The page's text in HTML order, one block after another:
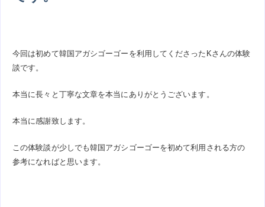
今回は初めて韓国アガシゴーゴーを利用してくださったKさんの体験
談です。
本当に長々と丁寧な文章を本当にありがとうございます。
本当に感謝致します。
この体験談が少しでも韓国アガシゴーゴーを初めて利用される方の
参考になればと思います。